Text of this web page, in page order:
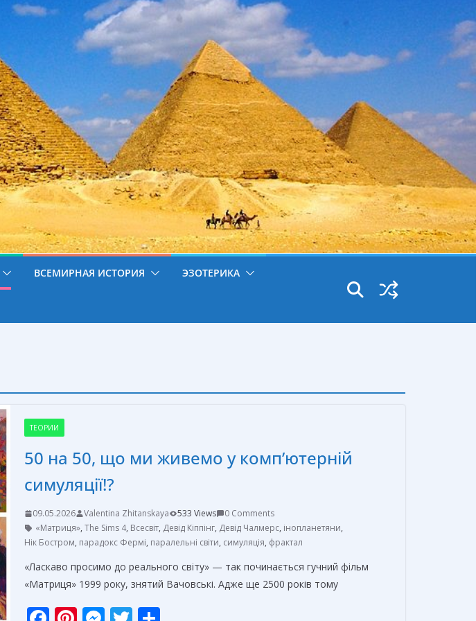
ВСЕМИРНАЯ ИСТОРИЯ ЭЗОТЕРИКА
ТЕОРИИ
50 на 50, що ми живемо у комп’ютерній
симуляції!?
09.05.2026 Valentina Zhitanskaya 533 Views
0 Comments
«Матриця», The Sims 4, Всесвіт, Девід Кіппінг, Девід Чалмерс, інопланетяни,
Нік Бостром, парадокс Фермі, паралельні світи, симуляція, фрактал
«Ласкаво просимо до реального світу» — так починається гучний фільм
«Матриця» 1999 року, знятий Вачовські. Адже ще 2500 років тому